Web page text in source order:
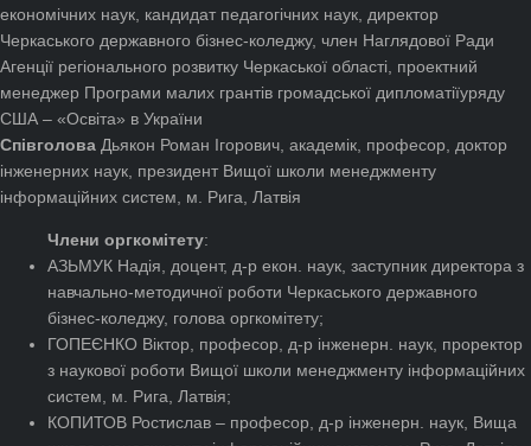
економічних наук, кандидат педагогічних наук, директор
Черкаського державного бізнес-коледжу, член Наглядової Ради
Агенції регіонального розвитку Черкаської області, проектний
менеджер Програми малих грантів громадської дипломатіїуряду
США – «Освіта» в України
Співголова Дьякон Роман Ігорович, академік, професор, доктор
інженерних наук, президент Вищої школи менеджменту
інформаційних систем, м. Рига, Латвія
Члени оргкомітету:
АЗЬМУК Надія, доцент, д-р екон. наук, заступник директора з
навчально-методичної роботи Черкаського державного
бізнес-коледжу, голова оргкомітету;
ГОПЕЄНКО Віктор, професор, д-р інженерн. наук, проректор
з наукової роботи Вищої школи менеджменту інформаційних
систем, м. Рига, Латвія;
КОПИТОВ Ростислав – професор, д-р інженерн. наук, Вища